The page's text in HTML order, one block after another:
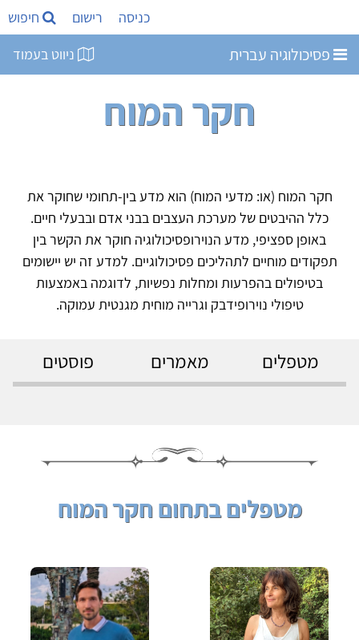
כניסה רישום חיפוש
פסיכולוגיה עברית ניווט בעמוד
חקר המוח
חקר המוח (או: מדעי המוח) הוא מדע בין-תחומי שחוקר את
כלל ההיבטים של מערכת העצבים בבני אדם ובבעלי חיים.
באופן ספציפי, מדע הנוירופסיכולוגיה חוקר את הקשר בין
תפקודים מוחיים לתהליכים פסיכולוגיים. למדע זה יש יישומים
בטיפולים בהפרעות ומחלות נפשיות, לדוגמה באמצעות
טיפולי נוירופידבק וגרייה מוחית מגנטית עמוקה.
מטפלים מאמרים פוסטים
מטפלים בתחום חקר המוח